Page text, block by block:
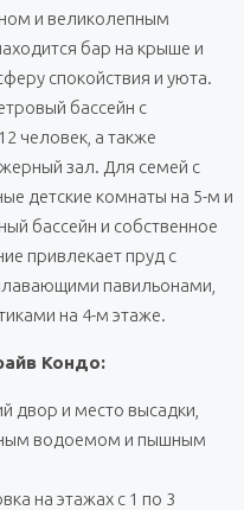
и великолепным
бар на крыше и
спокойствия и уюта.
бассейн с
человек, а также
зал. Для семей с
детские комнаты на 5-м и
бассейн и собственное
привлекает пруд с
павильонами,
на 4-м этаже.
Кондо:
двор и место высадки,
водоемом и пышным
на этажах с 1 по 3